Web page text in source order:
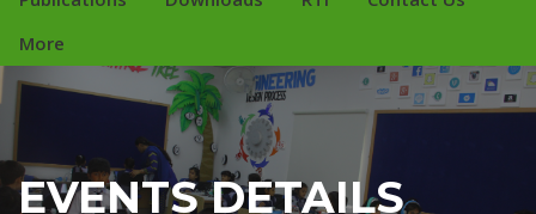
More
EVENTS DETAILS